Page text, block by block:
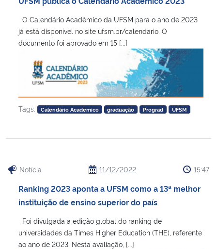
Ministério da Cidadania
Ministério da Saúde
Ministério de Minas e Energia
Ministério da Ciência, Tecnologia, Inovações e Comunicações
Ministério do Meio Ambiente
Ministério do Turismo
Controladoria-Geral da União
O Calendário Acadêmico da UFSM para o ano de 2023
já está disponível no site ufsm.br/calendario. O
documento foi aprovado em 15 [...]
Tags: Calendário Acadêmico graduação Prograd UFSM
Notícia 11/12/2022 15:47
Ranking 2023 aponta a UFSM como a 13ª melhor
instituição de ensino superior do país
Foi divulgada a edição global do ranking de
universidades da Times Higher Education (THE), referente
ao ano de 2023. Nesta avaliação, [...]